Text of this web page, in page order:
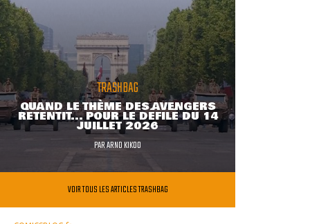
TRASHBAG
QUAND LE THÈME DES AVENGERS
RETENTIT... POUR LE DÉFILÉ DU 14
JUILLET 2026
PARARNO KIKOO
VOIR TOUS LES ARTICLES TRASHBAG